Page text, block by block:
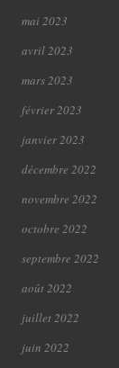
mai 2023
avril 2023
mars 2023
février 2023
janvier 2023
décembre 2022
novembre 2022
octobre 2022
septembre 2022
août 2022
juillet 2022
juin 2022